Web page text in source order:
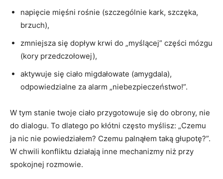
napięcie mięśni rośnie (szczególnie kark, szczęka,
brzuch),
zmniejsza się dopływ krwi do „myślącej” części mózgu
(kory przedczołowej),
aktywuje się ciało migdałowate (amygdala),
odpowiedzialne za alarm „niebezpieczeństwo!”.
W tym stanie twoje ciało przygotowuje się do obrony, nie
do dialogu. To dlatego po kłótni często myślisz: „Czemu
ja nic nie powiedziałem? Czemu palnąłem taką głupotę?”.
W chwili konfliktu działają inne mechanizmy niż przy
spokojnej rozmowie.